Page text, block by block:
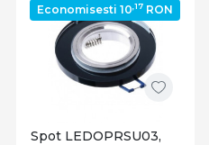
Economisesti 10,17 RON
Spot LEDOPRSU03,